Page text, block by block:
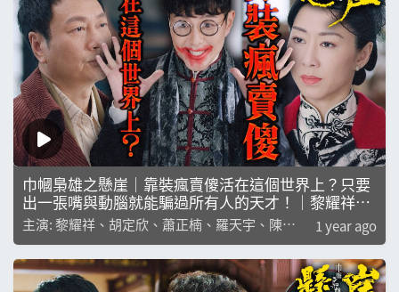
巾幗梟雄之懸崖｜靠裝瘋賣傻活在這個世界上？只要
出一張嘴與動腦就能騙過所有人的天才！｜黎耀祥｜
胡定欣｜蕭正楠｜羅天宇｜陳曉華｜陳楨怡｜
主演: 黎耀祥、胡定欣、蕭正楠、羅天宇、陳曉
華、陳楨怡
1 year ago